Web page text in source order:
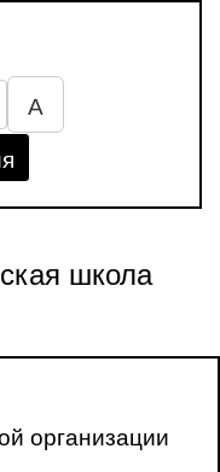
А
школа
организации